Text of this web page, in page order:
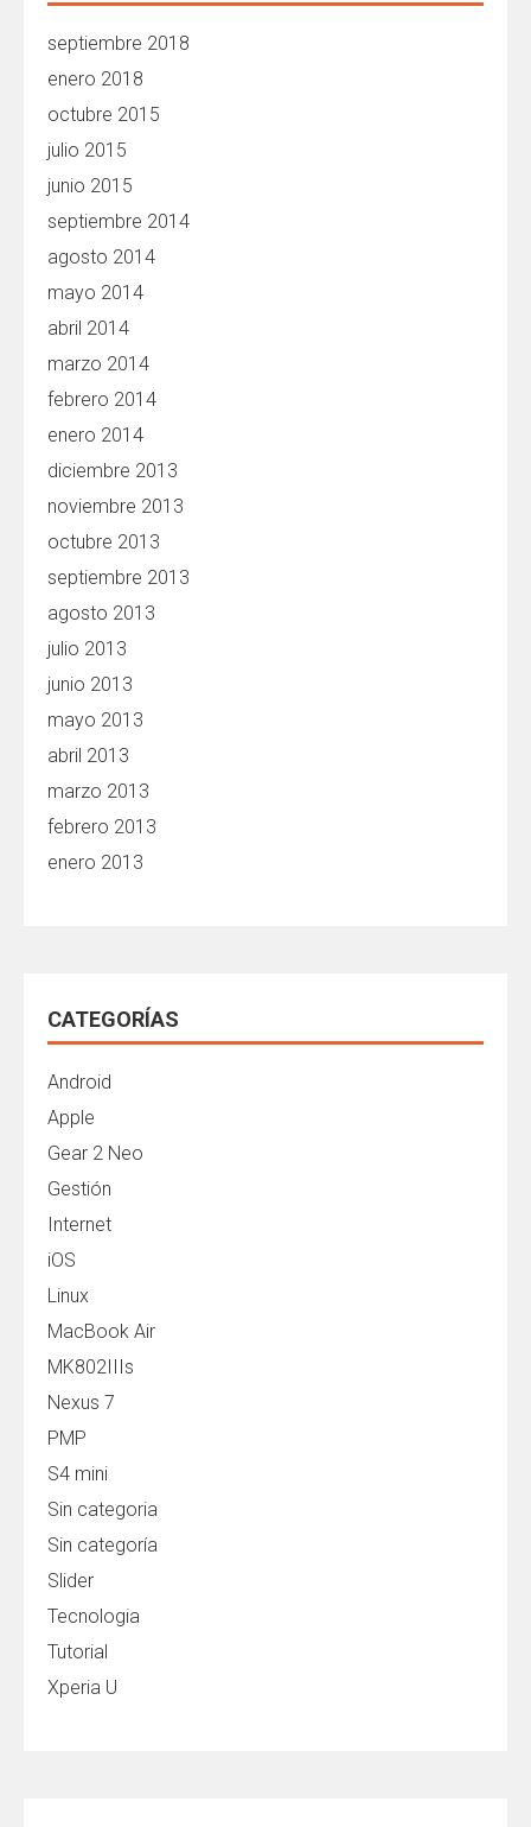
septiembre 2018
enero 2018
octubre 2015
julio 2015
junio 2015
septiembre 2014
agosto 2014
mayo 2014
abril 2014
marzo 2014
febrero 2014
enero 2014
diciembre 2013
noviembre 2013
octubre 2013
septiembre 2013
agosto 2013
julio 2013
junio 2013
mayo 2013
abril 2013
marzo 2013
febrero 2013
enero 2013
CATEGORÍAS
Android
Apple
Gear 2 Neo
Gestión
Internet
iOS
Linux
MacBook Air
MK802IIIs
Nexus 7
PMP
S4 mini
Sin categoria
Sin categoría
Slider
Tecnologia
Tutorial
Xperia U